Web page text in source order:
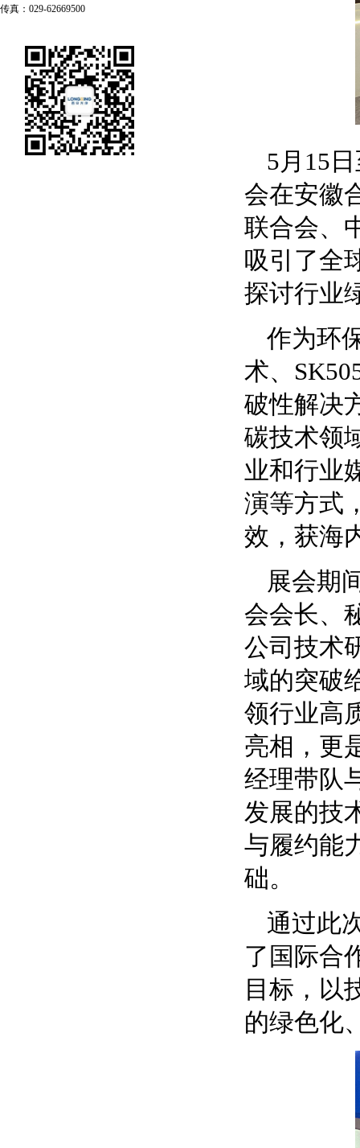
传真：029-62669500
5月 15
会在安徽
联合会、
吸引了全
探讨行业
作为环
术、
破性解决
碳技术领
业和行业
演等方式
效，获海
展会期
会会长、
公司技术
域的突破
领行业高
亮相，更
经理带队
发展的技
与履约能
础。
通过此
了国际合
目标，以
的绿色化